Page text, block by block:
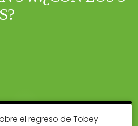
el regreso de Tobey